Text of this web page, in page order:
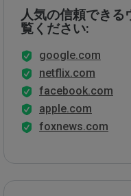
人気の信頼できる
覧ください:
google.com
netflix.com
facebook.com
apple.com
foxnews.com